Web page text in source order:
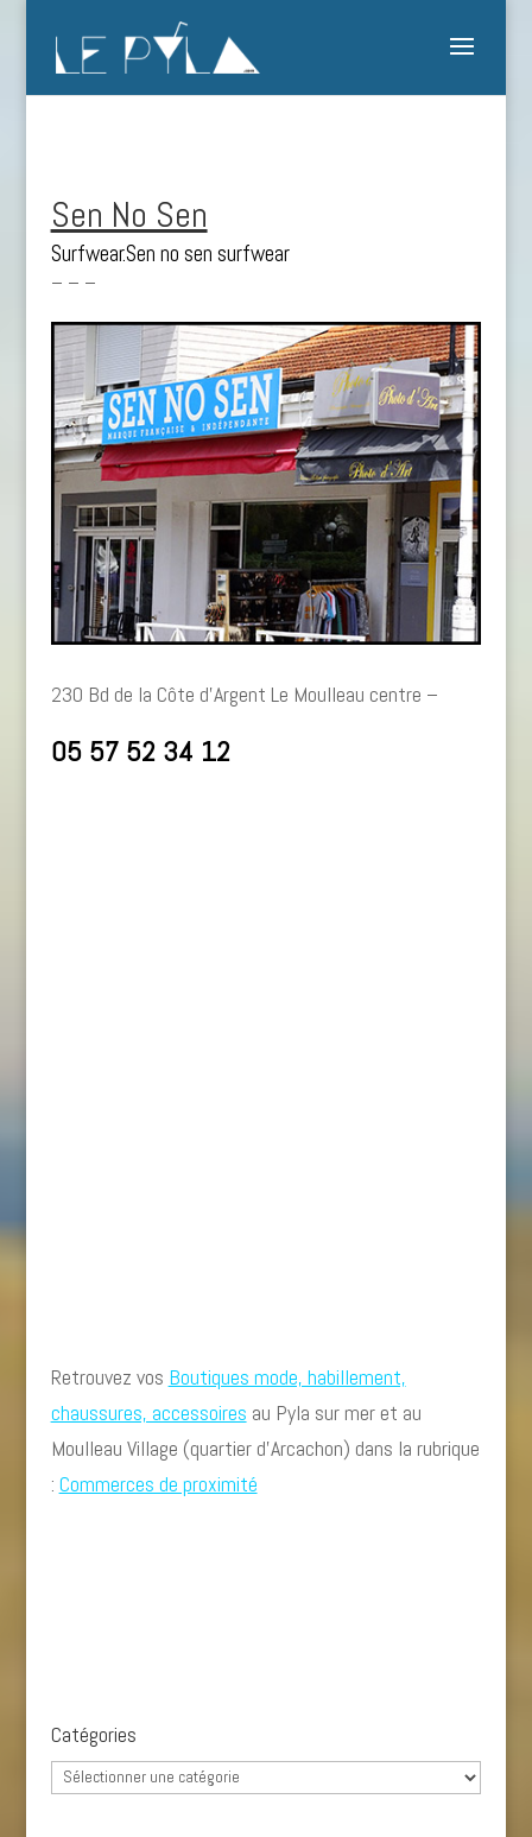
Sen No Sen
Surfwear.Sen no sen surfwear
– – –
230 Bd de la Côte d’Argent Le Moulleau centre –
05 57 52 34 12
Retrouvez vos Boutiques mode, habillement,
chaussures, accessoires au Pyla sur mer et au
Moulleau Village (quartier d’Arcachon) dans la rubrique
: Commerces de proximité
Catégories
Catégories